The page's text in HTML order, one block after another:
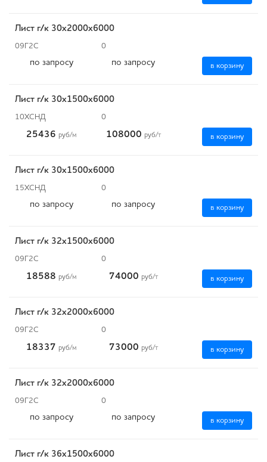
Лист г/к 30х2000х6000
09Г2С 0
по запросу по запросу в корзину
Лист г/к 30х1500х6000
10ХСНД 0
25436 руб/м 108000 руб/т в корзину
Лист г/к 30х1500х6000
15ХСНД 0
по запросу по запросу в корзину
Лист г/к 32х1500х6000
09Г2С 0
18588 руб/м 74000 руб/т в корзину
Лист г/к 32х2000х6000
09Г2С 0
18337 руб/м 73000 руб/т в корзину
Лист г/к 32х2000х6000
09Г2С 0
по запросу по запросу в корзину
Лист г/к 36х1500х6000